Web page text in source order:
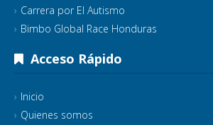
Carrera por El Autismo
Bimbo Global Race Honduras
Acceso Rápido
Inicio
Quienes somos